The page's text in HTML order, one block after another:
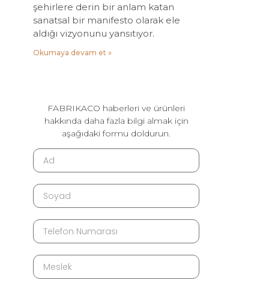
şehirlere derin bir anlam katan
sanatsal bir manifesto olarak ele
aldığı vizyonunu yansıtıyor.
Okumaya devam et »
FABRIKACO haberleri ve ürünleri
hakkında daha fazla bilgi almak için
aşağıdaki formu doldurun.